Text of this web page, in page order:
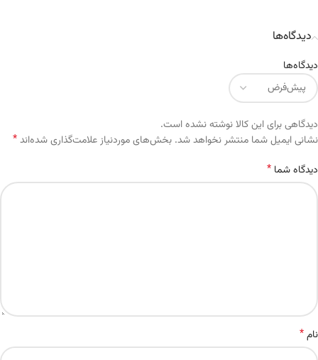
دیدگاه‌ها
دیدگاه‌ها
دیدگاهی برای این کالا نوشته نشده است.
نشانی ایمیل شما منتشر نخواهد شد. بخش‌های موردنیاز علامت‌گذاری شده‌اند*
دیدگاه شما *
نام*
Alternative: